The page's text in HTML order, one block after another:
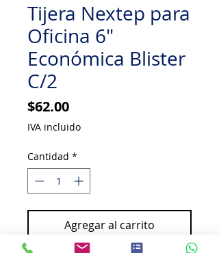
Tijera Nextep para
Oficina 6"
Económica Blister
C/2
$62.00Precio
IVA incluido
Cantidad *
Agregar al carrito